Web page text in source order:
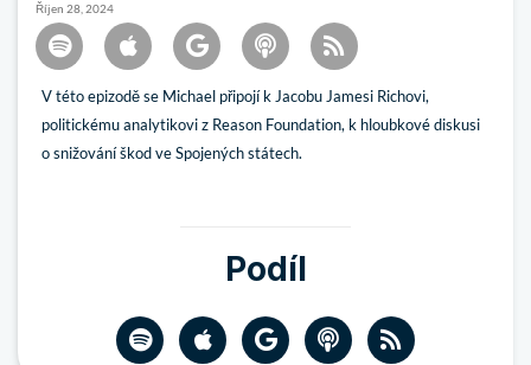
Říjen 28, 2024
V této epizodě se Michael připojí k Jacobu Jamesi Richovi,
politickému analytikovi z Reason Foundation, k hloubkové diskusi
o snižování škod ve Spojených státech.
Podíl